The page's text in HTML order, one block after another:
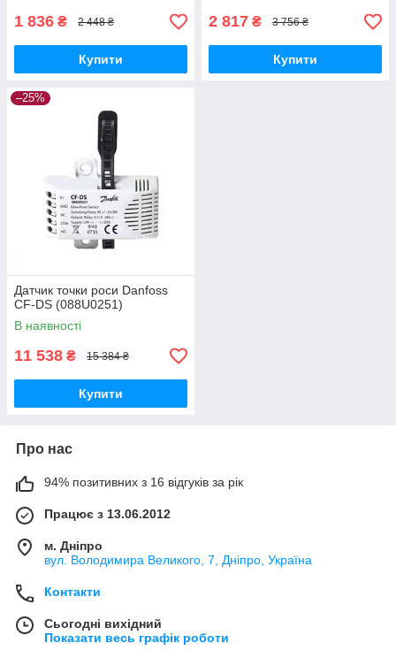
1 836 ₴ 2 448 ₴
Купити
2 817 ₴ 3 756 ₴
Купити
–25%
Датчик точки роси Danfoss
CF-DS (088U0251)
В наявності
11 538 ₴ 15 384 ₴
Купити
Про нас
94% позитивних з 16 відгуків за рік
Працює з 13.06.2012
м. Дніпро
вул. Володимира Великого, 7, Дніпро, Україна
Контакти
Сьогодні вихідний
Показати весь графік роботи